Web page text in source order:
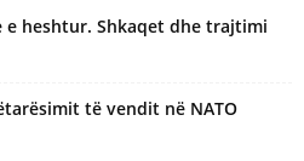
e heshtur. Shkaqet dhe trajtimi
të vendit në NATO